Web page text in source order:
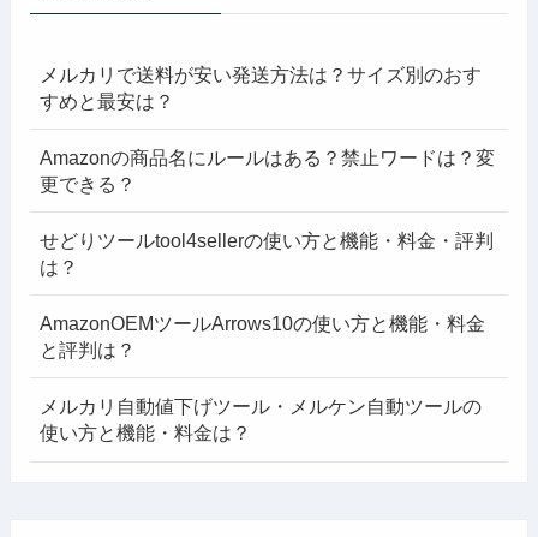
メルカリで送料が安い発送方法は？サイズ別のおす
すめと最安は？
Amazonの商品名にルールはある？禁止ワードは？変
更できる？
せどりツールtool4sellerの使い方と機能・料金・評判
は？
AmazonOEMツールArrows10の使い方と機能・料金
と評判は？
メルカリ自動値下げツール・メルケン自動ツールの
使い方と機能・料金は？